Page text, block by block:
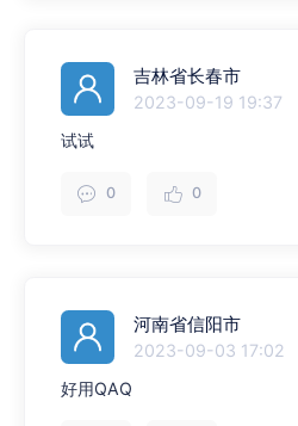
吉林省长春市
2023-09-19 19:37
试试
0 0
河南省信阳市
2023-09-03 17:02
好用QAQ